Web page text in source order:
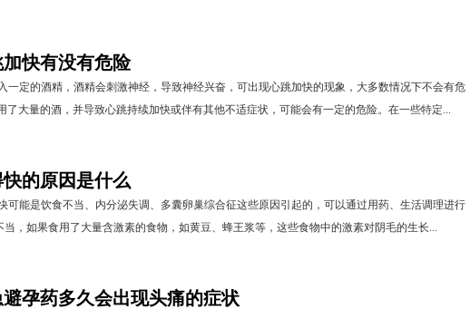
加快有没有危险
一定的酒精，酒精会刺激神经，导致神经兴奋，可出现心跳加快的现象，大多数情况下不会有危
了大量的酒，并导致心跳持续加快或伴有其他不适症状，可能会有一定的危险。在一些特定...
快的原因是什么
可能是饮食不当、内分泌失调、多囊卵巢综合征这些原因引起的，可以通过用药、生活调理进行
当，如果食用了大量含激素的食物，如黄豆、蜂王浆等，这些食物中的激素对阴毛的生长...
避孕药多久会出现头痛的症状